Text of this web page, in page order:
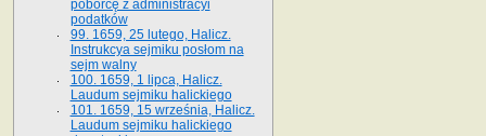
poborcę z administracyi
podatków
99. 1659, 25 lutego, Halicz.
Instrukcya sejmiku posłom na
sejm walny
100. 1659, 1 lipca, Halicz.
Laudum sejmiku halickiego
101. 1659, 15 września, Halicz.
Laudum sejmiku halickiego